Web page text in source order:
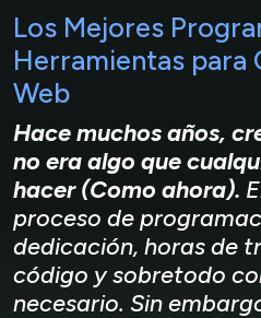
Los Mejores
Herramientas para
Web
Hace muchos años,
no era algo que
hacer (Como ahora).
proceso de
dedicación, horas de
código y sobretodo
necesario. Sin